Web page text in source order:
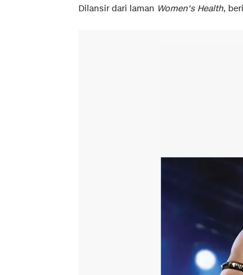
Dilansir dari laman Women's Health,